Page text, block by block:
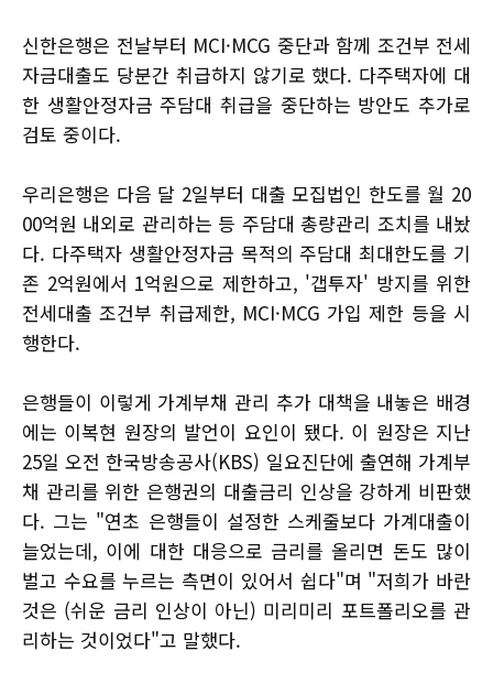
신한은행은 전날부터 MCI·MCG 중단과 함께 조건부 전세
자금대출도 당분간 취급하지 않기로 했다. 다주택자에 대
한 생활안정자금 주담대 취급을 중단하는 방안도 추가로
검토 중이다.
우리은행은 다음 달 2일부터 대출 모집법인 한도를 월 20
00억원 내외로 관리하는 등 주담대 총량관리 조치를 내놨
다. 다주택자 생활안정자금 목적의 주담대 최대한도를 기
존 2억원에서 1억원으로 제한하고, '갭투자' 방지를 위한
전세대출 조건부 취급제한, MCI·MCG 가입 제한 등을 시
행한다.
은행들이 이렇게 가계부채 관리 추가 대책을 내놓은 배경
에는 이복현 원장의 발언이 요인이 됐다. 이 원장은 지난
25일 오전 한국방송공사(KBS) 일요진단에 출연해 가계부
채 관리를 위한 은행권의 대출금리 인상을 강하게 비판했
다. 그는 "연초 은행들이 설정한 스케줄보다 가계대출이
늘었는데, 이에 대한 대응으로 금리를 올리면 돈도 많이
벌고 수요를 누르는 측면이 있어서 쉽다"며 "저희가 바란
것은 (쉬운 금리 인상이 아닌) 미리미리 포트폴리오를 관
리하는 것이었다"고 말했다.